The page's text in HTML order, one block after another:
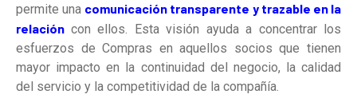
permite una comunicación transparente y trazable en la
relación con ellos.
Esta visión ayuda a concentrar los
esfuerzos de Compras en aquellos socios que tienen
mayor impacto en la continuidad del negocio, la calidad
del servicio y la competitividad de la compañía.